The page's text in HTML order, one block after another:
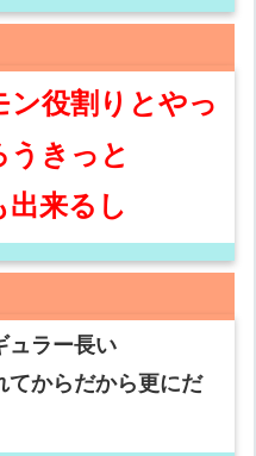
ン役割りとやっ
きっと
出来るし
ュラー長い
てからだから更にだ